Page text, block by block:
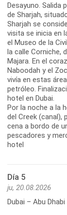
Desayuno. Salida
de Sharjah,
Sharjah se
visita se inicia en
el Museo de la
la calle Corniche,
Majara. En el
Naboodah y el
vivía en estas
petróleo.
hotel en Dubai.
Por la noche a la
del Creek (canal),
cena a bordo de
pescadores y
hotel
Día 5
ju, 20.08.2026
Dubai – Abu Dhabi